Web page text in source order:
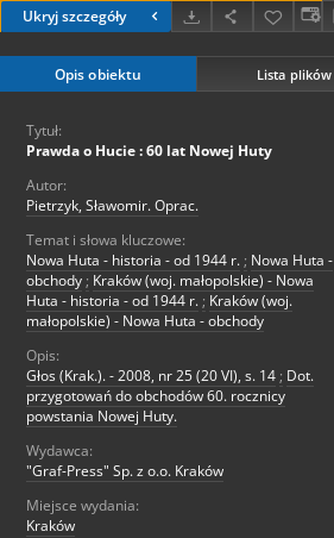
Ukryj szczegóły
Opis obiektu Lista plików
Tytuł:
Prawda o Hucie : 60 lat Nowej Huty
Autor:
Pietrzyk, Sławomir. Oprac.
Temat i słowa kluczowe:
Nowa Huta - historia - od 1944 r. ; Nowa Huta -
obchody ; Kraków (woj. małopolskie) - Nowa
Huta - historia - od 1944 r. ; Kraków (woj.
małopolskie) - Nowa Huta - obchody
Opis:
Głos (Krak.). - 2008, nr 25 (20 VI), s. 14 ; Dot.
przygotowań do obchodów 60. rocznicy
powstania Nowej Huty.
Wydawca:
"Graf-Press" Sp. z o.o. Kraków
Miejsce wydania:
Kraków